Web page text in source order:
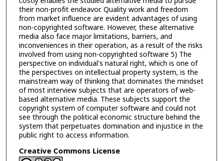
their non-profit endeavor. Quality work and freedom
from market influence are evident advantages of using
non-copyrighted software. However, these alternative
media also face major limitations, barriers, and
inconveniences in their operation, as a result of the risks
involved from using non-copyrighted software 5) The
perspective on individual's natural right, which is one of
the perspectives on intellectual property system, is the
mainstream way of thinking that dominates the mindset
of most interview subjects that are operators of web-
based alternative media. These subjects support the
copyright system of computer software and could not
see through the political economic structure behind the
system that perpetuates domination and injustice in the
public right to access information.
Creative Commons License